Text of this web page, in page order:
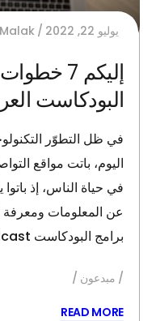
يوليو 22, 2022 Malak
إليكم 7
البودكاست
في ظل التطوّر
اليوم، باتت مواقع
في حياة الناس، إذ
عن المعلومات ومعرفة
برامج البودكاست Podcast اليوم من الوسائل…
مبدعون
READ MORE